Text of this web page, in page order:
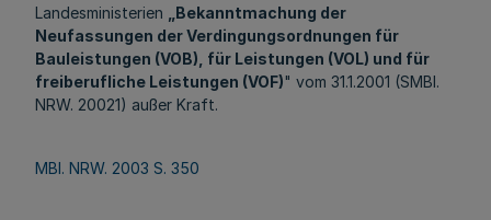
Landesministerien
Bekanntmachung der
Neufassungen der Verdingungsordnungen für
Bauleistungen (VOB), für Leistungen (VOL) und für
freiberufliche Leistungen (VOF)" vom 31.1.2001 (SMBl.
NRW. 20021) außer Kraft.
MBl. NRW. 2003 S. 350